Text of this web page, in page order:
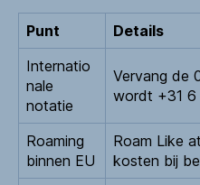
Punt
Details
Internatio
nale
notatie
Vervang de
wordt +31 6
Roaming
binnen EU
Roam Like
kosten bij